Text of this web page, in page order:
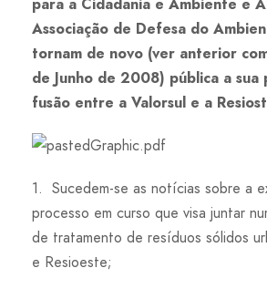
para a Cidadania e Ambiente e
Associação de Defesa do
tornam de novo (ver anterior
de Junho de 2008) pública a sua
fusão entre a Valorsul e a
1. Sucedem-se as notícias sobre a
processo em curso que visa juntar
de tratamento de resíduos sólidos
e Resioeste;